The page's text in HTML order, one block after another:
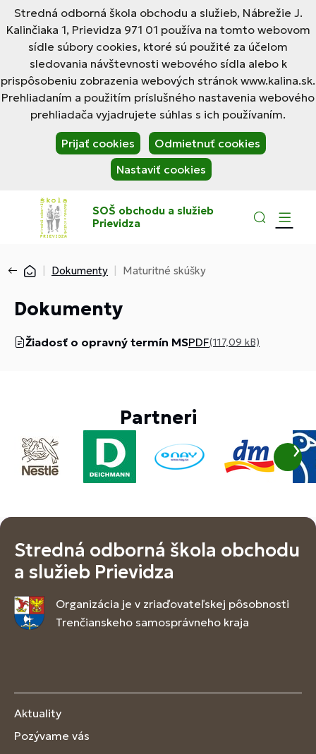
Stredná odborná škola obchodu a služieb, Nábrežie J.
Kalinčiaka 1, Prievidza 971 01 používa na tomto webovom
sídle súbory cookies, ktoré sú použité za účelom
sledovania návštevnosti webového sídla alebo k
prispôsobeniu zobrazenia webových stránok www.kalina.sk.
Prehliadaním a použitím príslušného nastavenia webového
prehliadača vyjadrujete súhlas s ich používaním.
Prijať cookies
Odmietnuť cookies
Nastaviť cookies
SOŠ obchodu a služieb
Prievidza
Dokumenty Maturitné skúšky
Dokumenty
Žiadosť o opravný termín MSPDF(117,09 kB)
Partneri
Stredná odborná škola obchodu
a služieb Prievidza
Organizácia je v zriaďovateľskej pôsobnosti
Trenčianskeho samosprávneho kraja
Aktuality
Pozývame vás